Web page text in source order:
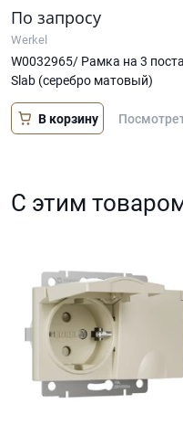
По запросу
Werkel
W0032965/ Рамка на 3 поста
Slab (серебро матовый)
В корзину
С этим